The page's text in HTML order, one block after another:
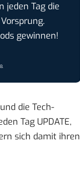
jeden Tag die
gewinnen!
.
die Tech-
Tag UPDATE,
sich damit ihren